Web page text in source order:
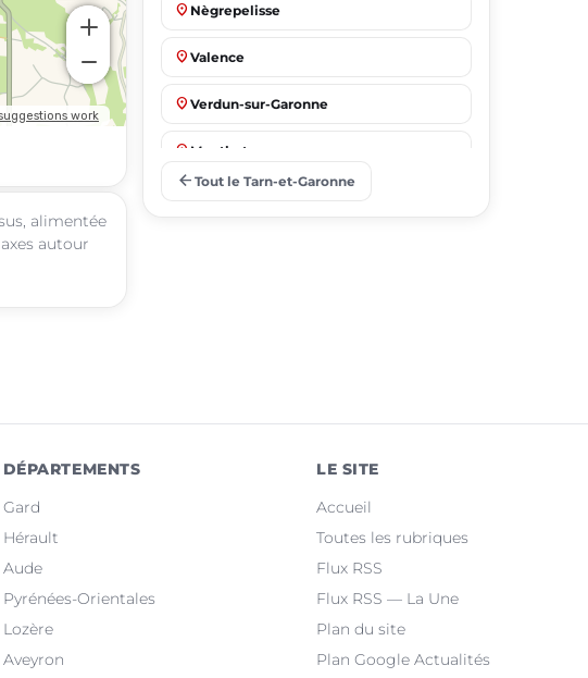
alimentée
autour
place Nègrepelisse
place Valence
place Verdun-sur-Garonne
place Montbeton
Saint-Nicolas-de-la-Grave
arrow_back Tout le Tarn-et-Garonne
DÉPARTEMENTS
Gard
Hérault
Aude
Pyrénées-Orientales
Lozère
Aveyron
LE SITE
Accueil
Toutes les rubriques
Flux RSS
Flux RSS — La Une
Plan du site
Plan Google Actualités